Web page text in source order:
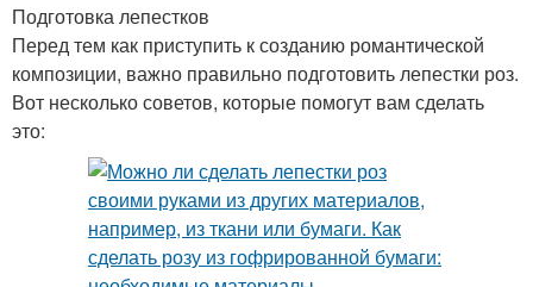
Подготовка лепестков
Перед тем как приступить к созданию романтической
композиции, важно правильно подготовить лепестки роз.
Вот несколько советов, которые помогут вам сделать
это: